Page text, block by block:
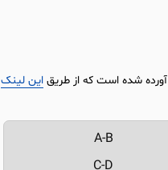
آورده شده است که از طریق این لینک
A-B
C-D